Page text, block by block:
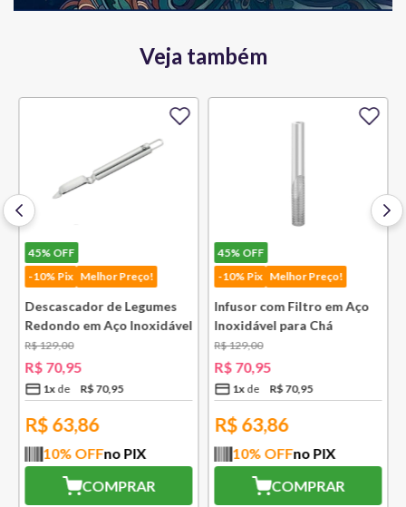
Veja também
45% OFF
-10% Pix Melhor Preço!
Descascador de Legumes
Redondo em Aço Inoxidável
131 mm Bsf
R$129,00
R$ 70,95
1x R$70,95
R$ 63,86
10% OFFno PIX
COMPRAR
45% OFF
-10% Pix Melhor Preço!
Infusor com Filtro em Aço
Inoxidável para Chá
Lausanne Bsf
R$129,00
R$ 70,95
1x R$70,95
R$ 63,86
10% OFFno PIX
COMPRAR